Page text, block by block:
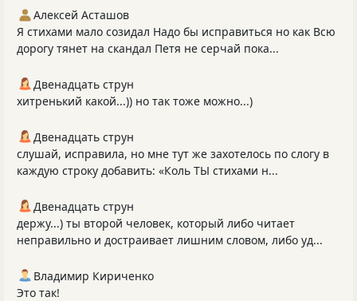
Алексей Асташов
Я стихами мало созидал Надо бы исправиться но как Всю
дорогу тянет на скандал Петя не серчай пока...
Двенадцать струн
хитренький какой...)) но так тоже можно...)
Двенадцать струн
слушай, исправила, но мне тут же захотелось по слогу в
каждую строку добавить: «Коль ТЫ стихами н...
Двенадцать струн
держу...) ты второй человек, который либо читает
неправильно и достраивает лишним словом, либо уд...
Владимир Кириченко
Это так!